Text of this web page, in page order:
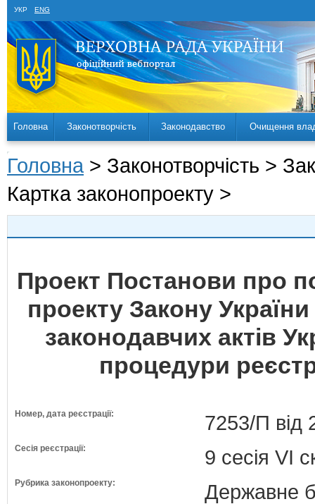
УКР ENG
Головна Законотворчість Законодавство Очищення
Головна > Законотворчість >
Картка законопроекту >
Проект Постанови про
проекту Закону
законодавчих актів
процедури
Номер, дата реєстрації: 7253/П від
Сесія реєстрації: 9 сесія VI
Рубрика законопроекту: Державне